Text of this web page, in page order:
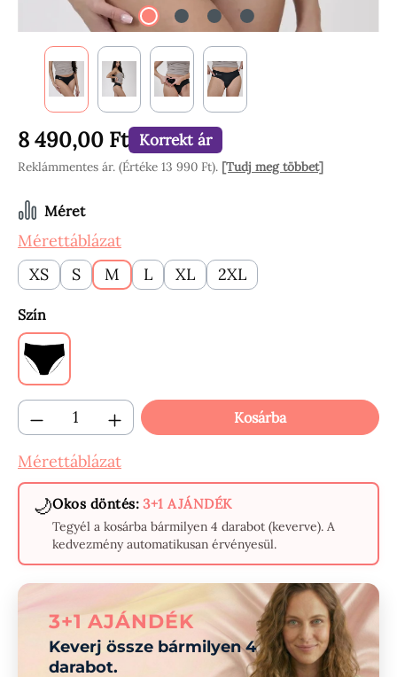
8 490,00 Ft Korrekt ár
Reklámmentes ár. (Értéke 13 990 Ft). [Tudj meg többet]
Válasszon
Méret
Mérettáblázat
XS
S M L XL 2XL
Válasszon
Szín
Black
Termékmennyiség: Adja meg a kívánt
Kosárba
Mérettáblázat
🌙Okos döntés: 3+1 AJÁNDÉK
Tegyél a kosárba bármilyen 4 darabot (keverve). A
kedvezmény automatikusan érvényesül.
3+1 AJÁNDÉK
Keverj össze bármilyen 4
darabot.